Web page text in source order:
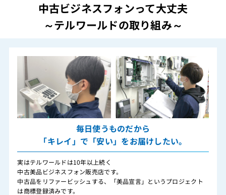
中古ビジネスフォンって大丈夫
～テルワールドの取り組み～
毎日使うものだから
「キレイ」で「安い」をお届けしたい。
実はテルワールドは10年以上続く
中古美品ビジネスフォン販売店です。
中古品をリファービッシュする、「美品宣言」というプロジェクト
は商標登録済みです。